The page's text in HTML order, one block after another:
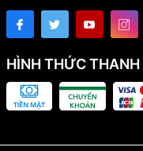
🌊 Hệ thống dẫn nước
🔧 Vì Sao
Nối Mềm
HÌNH THỨC THANH